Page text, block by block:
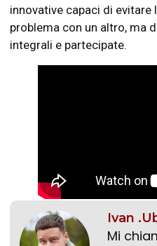
innovative capaci di evitare
problema con un altro, ma
integrali e partecipate.
Ivan
Mi